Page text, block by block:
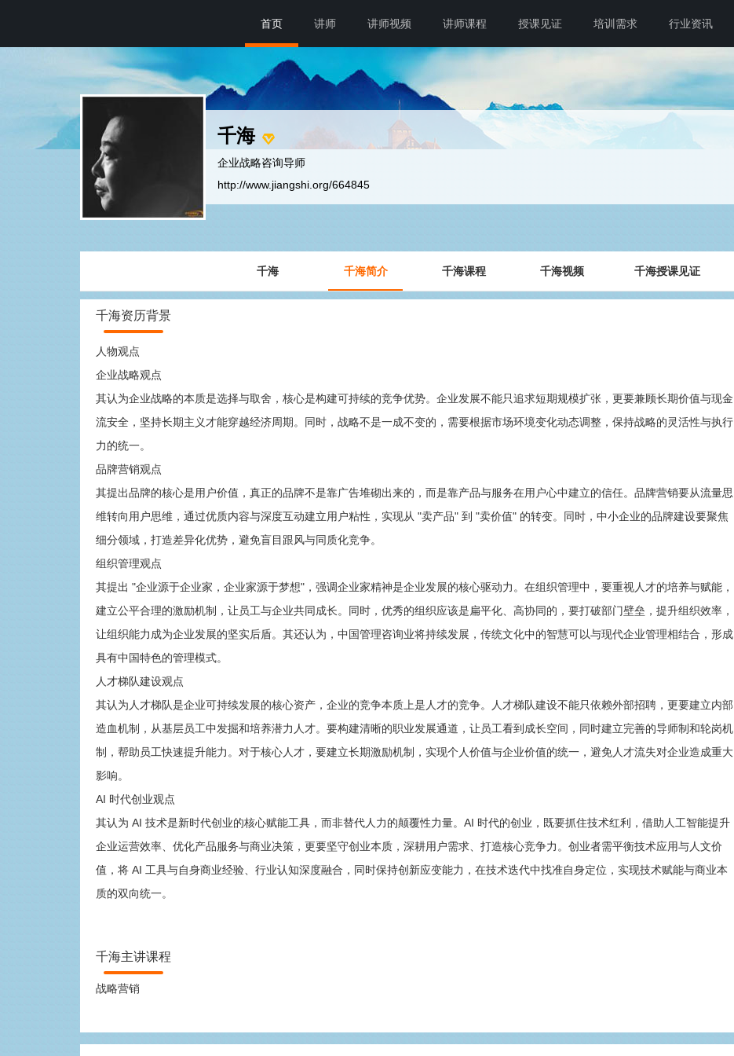
首页 讲师 讲师视频 讲师课程 授课见证 培训需求 行业资讯
千海
企业战略咨询导师
http://www.jiangshi.org/664845
千海 千海简介 千海课程 千海视频 千海授课见证
千海资历背景
人物观点
企业战略观点
其认为企业战略的本质是选择与取舍，核心是构建可持续的竞争优势。企业发展不能只追求短期规模扩张，更要兼顾长期价值与现金
流安全，坚持长期主义才能穿越经济周期。同时，战略不是一成不变的，需要根据市场环境变化动态调整，保持战略的灵活性与执行
力的统一。
品牌营销观点
其提出品牌的核心是用户价值，真正的品牌不是靠广告堆砌出来的，而是靠产品与服务在用户心中建立的信任。品牌营销要从流量思
维转向用户思维，通过优质内容与深度互动建立用户粘性，实现从 "卖产品" 到 "卖价值" 的转变。同时，中小企业的品牌建设要聚焦
细分领域，打造差异化优势，避免盲目跟风与同质化竞争。
组织管理观点
其提出 "企业源于企业家，企业家源于梦想"，强调企业家精神是企业发展的核心驱动力。在组织管理中，要重视人才的培养与赋能，
建立公平合理的激励机制，让员工与企业共同成长。同时，优秀的组织应该是扁平化、高协同的，要打破部门壁垒，提升组织效率，
让组织能力成为企业发展的坚实后盾。其还认为，中国管理咨询业将持续发展，传统文化中的智慧可以与现代企业管理相结合，形成
具有中国特色的管理模式。
人才梯队建设观点
其认为人才梯队是企业可持续发展的核心资产，企业的竞争本质上是人才的竞争。人才梯队建设不能只依赖外部招聘，更要建立内部
造血机制，从基层员工中发掘和培养潜力人才。要构建清晰的职业发展通道，让员工看到成长空间，同时建立完善的导师制和轮岗机
制，帮助员工快速提升能力。对于核心人才，要建立长期激励机制，实现个人价值与企业价值的统一，避免人才流失对企业造成重大
影响。
AI 时代创业观点
其认为 AI 技术是新时代创业的核心赋能工具，而非替代人力的颠覆性力量。AI 时代的创业，既要抓住技术红利，借助人工智能提升
企业运营效率、优化产品服务与商业决策，更要坚守创业本质，深耕用户需求、打造核心竞争力。创业者需平衡技术应用与人文价
值，将 AI 工具与自身商业经验、行业认知深度融合，同时保持创新应变能力，在技术迭代中找准自身定位，实现技术赋能与商业本
质的双向统一。
千海主讲课程
战略营销